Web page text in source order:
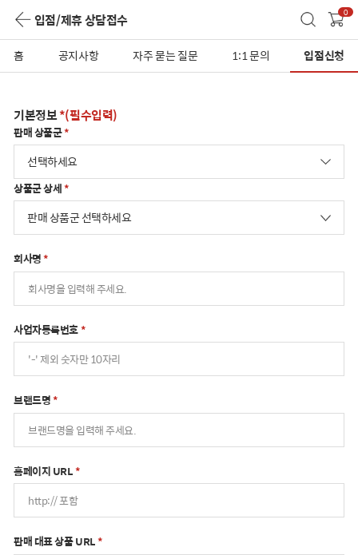
입점/제휴 상담접수 0
홈 공지사항 자주 묻는 질문 1:1 문의 입점신청
입점/
제휴
상담접수
기본정보*(필수입력)
판매 상품군*
선택하세요
상품군 상세*
판매 상품군 선택하세요
회사명*
사업자등록번호*
브랜드명*
홈페이지 URL*
판매 대표 상품 URL*